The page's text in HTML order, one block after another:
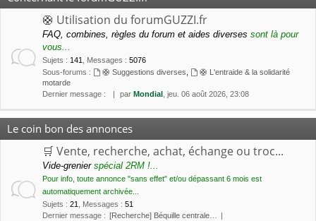
🛟 Utilisation du forumGUZZI.fr
FAQ, combines, règles du forum et aides diverses sont là pour
vous...
Sujets : 141 Messages : 5076
Sous-forums :
🛟 Suggestions diverses
🛟 L'entraide & la solidarité
motarde
Dernier message :
par Mondial , jeu. 06 août 2026, 23:08
Le coin bon des annonces
🛒 Vente, recherche, achat, échange ou troc...
Vide-grenierspécial 2RM !...
Pour info, toute annonce "sans effet" et/ou dépassant 6 mois est
automatiquement archivée...
Sujets : 21 Messages : 51
Dernier message : [Recherche] Béquille centrale…